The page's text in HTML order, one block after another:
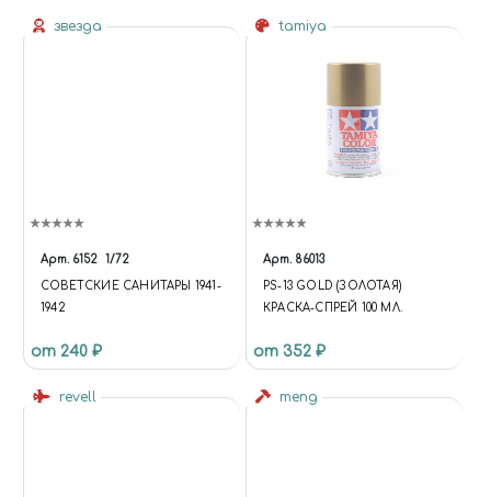
звезда
Арт. 6152 1/72
СОВЕТСКИЕ САНИТАРЫ 1941-
1942
от 240 ₽
tamiya
Арт. 86013
PS-13 GOLD (ЗОЛОТАЯ)
КРАСКА-СПРЕЙ 100 МЛ.
от 352 ₽
revell meng